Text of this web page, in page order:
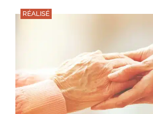
RÉALISÉ